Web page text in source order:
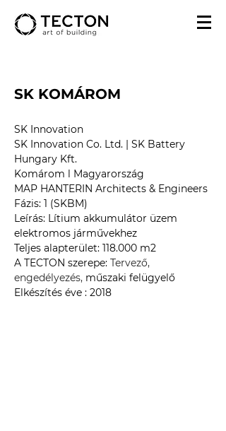
SK KOMÁROM
SK Innovation
SK Innovation Co. Ltd. | SK Battery
Hungary Kft.
Komárom l Magyarország
MAP HANTERIN Architects & Engineers
Fázis: 1 (SKBM)
Leírás: Lítium akkumulátor üzem
elektromos járművekhez
Teljes alapterület: 118.000 m2
A TECTON szerepe: Tervező,
engedélyezés, műszaki felügyelő
Elkészítés éve : 2018